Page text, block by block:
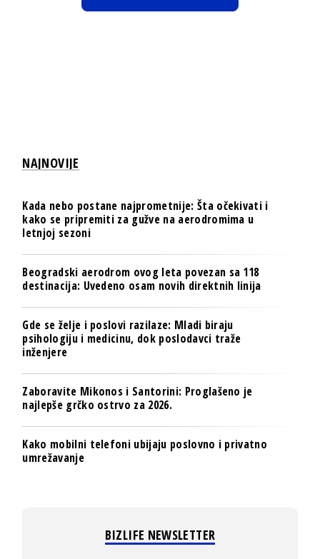
NAJNOVIJE
Kada nebo postane najprometnije: Šta očekivati i
kako se pripremiti za gužve na aerodromima u
letnjoj sezoni
Beogradski aerodrom ovog leta povezan sa 118
destinacija: Uvedeno osam novih direktnih linija
Gde se želje i poslovi razilaze: Mladi biraju
psihologiju i medicinu, dok poslodavci traže
inženjere
Zaboravite Mikonos i Santorini: Proglašeno je
najlepše grčko ostrvo za 2026.
Kako mobilni telefoni ubijaju poslovno i privatno
umrežavanje
BIZLIFE NEWSLETTER